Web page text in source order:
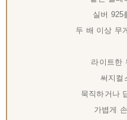
실버 925
두 배 이상 무
라이트한
써지컬
묵직하거나
가볍게